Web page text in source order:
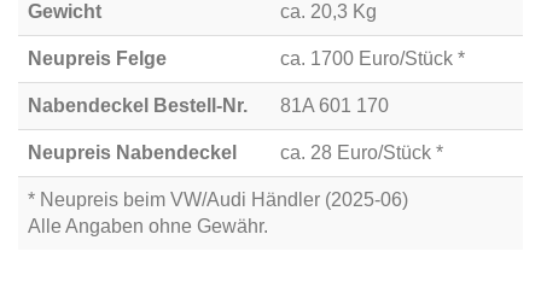
Gewicht ca. 20,3 Kg
Neupreis Felge ca. 1700 Euro/Stück *
Nabendeckel Bestell-Nr. 81A 601 170
Neupreis Nabendeckel ca. 28 Euro/Stück *
* Neupreis beim VW/Audi Händler (2025-06)
Alle Angaben ohne Gewähr.